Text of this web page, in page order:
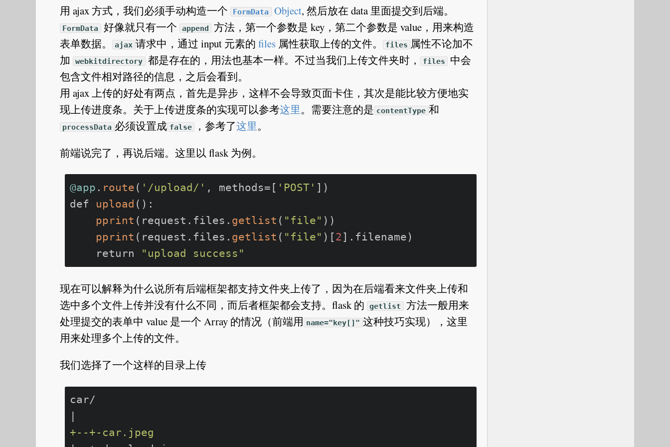
用 ajax 方式，我们必须手动构造一个 FormData Object, 然后放在 data 里面提交到后端。
FormData 好像就只有一个 append
方法，第一个参数是 key，第二个参数是 value，用来构造
表单数据。
ajax 请求中，通过 input 元素的 files属性获取上传的文件。 files 属性不论加不
加
webkitdirectory 都是存在的，用法也基本一样。不过当我们上传文件夹时， files
中会
包含文件相对路径的信息，之后会看到。
用 ajax 上传的好处有两点，首先是异步，这样不会导致页面卡住，其次是能比较方便地实
现上传进度条。关于上传进度条的实现可以参考这里。需要注意的是 contentType 和
processData 必须设置成 false ，参考了这里。
前端说完了，再说后端。这里以 flask 为例。
@app . route ( '/upload/' , methods=[ 'POST' ])
def upload ():
pprint (request.files. getlist ( "file" ))
pprint (request.files. getlist ( "file" )[ 2 ].filename)
    return
"upload success"
现在可以解释为什么说所有后端框架都支持文件夹上传了，因为在后端看来文件夹上传和
选中多个文件上传并没有什么不同，而后者框架都会支持。flask 的
getlist 方法一般用来
处理提交的表单中 value 是一个 Array 的情况（前端用 name="key[]" 这种技巧实现），这里
用来处理多个上传的文件。
我们选择了一个这样的目录上传
car/
+--+-car.jpeg